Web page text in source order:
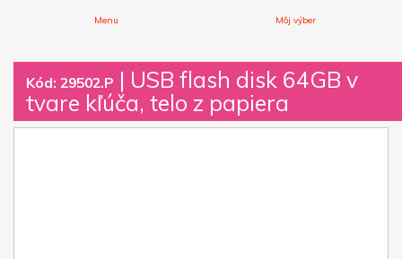
Menu Môj výber
Kód: 29502.P | USB flash disk 64GB v
tvare kľúča, telo z papiera